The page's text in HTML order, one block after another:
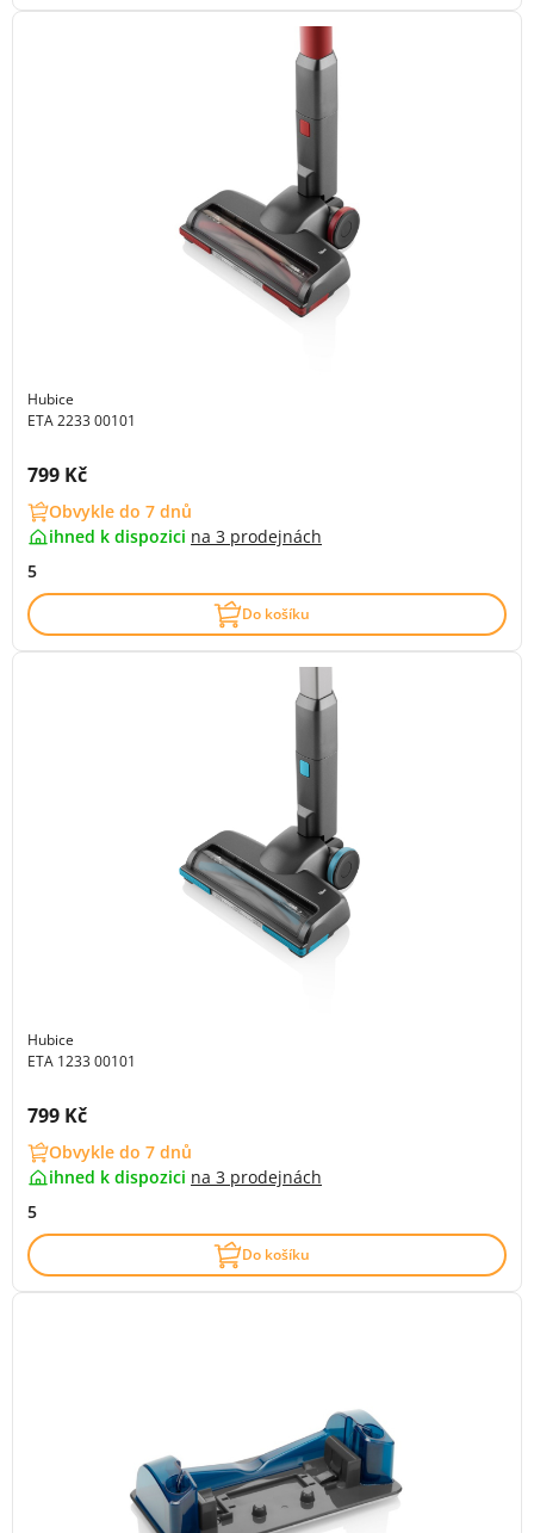
Hubice
ETA 2233 00101
Cena s DPH:
799 Kč
Obvykle do 7 dnů
ihned k dispozici na 3 prodejnách
5
Do košíku
Hubice
ETA 1233 00101
Cena s DPH:
799 Kč
Obvykle do 7 dnů
ihned k dispozici na 3 prodejnách
5
Do košíku